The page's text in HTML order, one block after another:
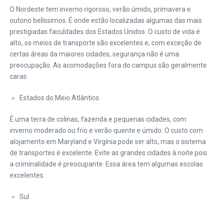
O Nordeste tem inverno rigoroso, verão úmido, primavera e
outono belíssimos. É onde estão localizadas algumas das mais
prestigiadas faculdades dos Estados Unidos. O custo de vida é
alto, os meios de transporte são excelentes e, com exceção de
certas áreas da maiores cidades, segurança não é uma
preocupação. As acomodações fora do campus são geralmente
caras.
Estados do Meio Atlântico
É uma terra de colinas, fazenda e pequenas cidades, com
inverno moderado ou frio e verão quente e úmido. O custo com
alojamento em Maryland e Virgínia pode ser alto, mas o sistema
de transportes é excelente. Evite as grandes cidades à noite pois
a criminalidade é preocupante. Essa área tem algumas escolas
excelentes.
Sul